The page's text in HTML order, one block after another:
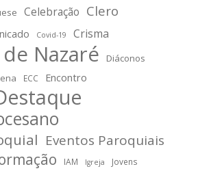
Celebração Clero
Covid-19 Crisma
Nazaré
Diáconos
ECC Encontro
Eventos Paroquiais
IAM Igreja Jovens